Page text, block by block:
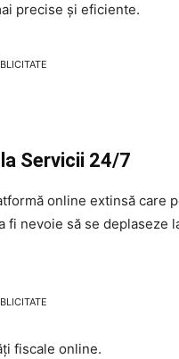
precise și eficiente.
Servicii 24/7
online extinsă care
nevoie să se deplaseze
fiscale online.